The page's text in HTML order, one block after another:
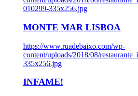
010299-335x256.jpg
MONTE MAR LISBOA
https://www.ruadebaixo.com/wp-
content/uploads/2018/08/
335x256.jpg
INFAME!